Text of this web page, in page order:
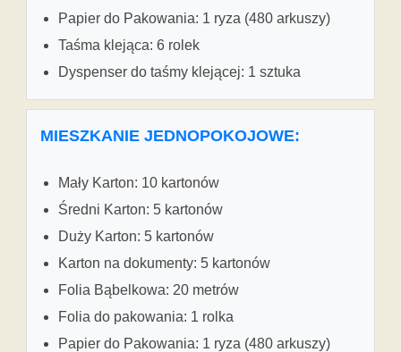
Papier do Pakowania: 1 ryza (480 arkuszy)
Taśma klejąca: 6 rolek
Dyspenser do taśmy klejącej: 1 sztuka
MIESZKANIE JEDNOPOKOJOWE:
Mały Karton: 10 kartonów
Średni Karton: 5 kartonów
Duży Karton: 5 kartonów
Karton na dokumenty: 5 kartonów
Folia Bąbelkowa: 20 metrów
Folia do pakowania: 1 rolka
Papier do Pakowania: 1 ryza (480 arkuszy)